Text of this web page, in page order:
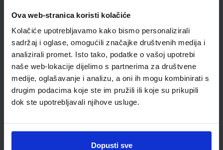
Ova web-stranica koristi kolačiće
Kolačiće upotrebljavamo kako bismo personalizirali
sadržaj i oglase, omogućili značajke društvenih medija i
analizirali promet. Isto tako, podatke o vašoj upotrebi
naše web-lokacije dijelimo s partnerima za društvene
medije, oglašavanje i analizu, a oni ih mogu kombinirati s
drugim podacima koje ste im pružili ili koje su prikupili
dok ste upotrebljavali njihove usluge.
Dopusti sve
proizvodima i uslugama, akcijama i drugim